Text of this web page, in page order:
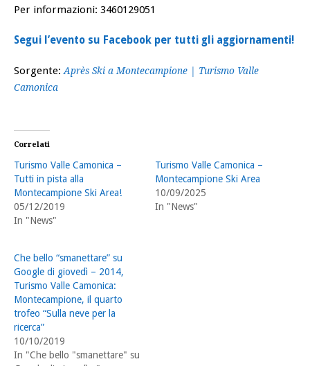
Per informazioni: 3460129051
Segui l’evento su Facebook per tutti gli aggiornamenti!
Sorgente:Après Ski a Montecampione | Turismo Valle
Camonica
Correlati
Turismo Valle Camonica –
Tutti in pista alla
Montecampione Ski Area!
05/12/2019
In "News"
Turismo Valle Camonica –
Montecampione Ski Area
10/09/2025
In "News"
Che bello “smanettare” su
Google di giovedì – 2014,
Turismo Valle Camonica:
Montecampione, il quarto
trofeo “Sulla neve per la
ricerca”
10/10/2019
In "Che bello "smanettare" su